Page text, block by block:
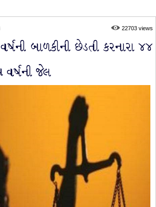
22703 views
બાળકીની છેડતી કરનારા ૪૪
વર્ષની જેલ